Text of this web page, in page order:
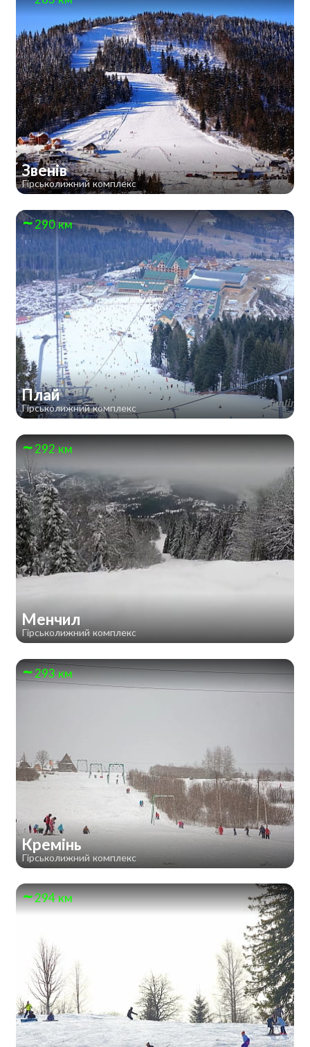
Звенів
Гірськолижний комплекс
290 км
Плай
Гірськолижний комплекс
292 км
Менчил
Гірськолижний комплекс
293 км
Кремінь
Гірськолижний комплекс
294 км